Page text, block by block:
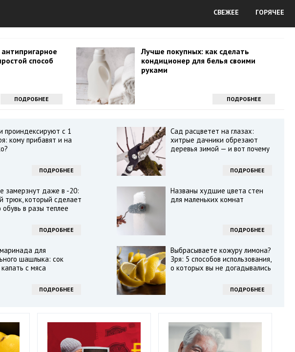
СВЕЖЕЕ ГОРЯЧЕЕ
способ
ПОДРОБНЕЕ
Лучше покупных: как сделать
кондиционер для белья своими
руками
ПОДРОБНЕЕ
проиндексируют с 1
кому прибавят и на
ПОДРОБНЕЕ
Сад расцветет на глазах:
хитрые дачники обрезают
деревья зимой — и вот почему
ПОДРОБНЕЕ
замерзнут даже в -20:
трюк, который сделает
в разы теплее
ПОДРОБНЕЕ
Названы худшие цвета стен
для маленьких комнат
ПОДРОБНЕЕ
для
шашлыка: сок
с мяса
ПОДРОБНЕЕ
Выбрасываете кожуру лимона?
Зря: 5 способов использования,
о которых вы не догадывались
ПОДРОБНЕЕ